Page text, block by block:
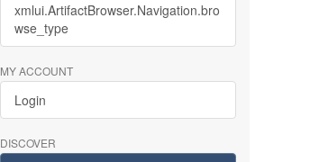
xmlui.ArtifactBrowser.Navigation.bro
wse_type
MY ACCOUNT
Login
DISCOVER